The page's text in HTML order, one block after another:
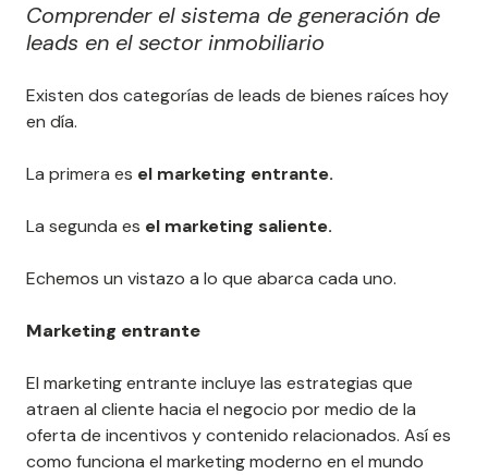
Comprender el sistema de generación de
leads en el sector inmobiliario
Existen dos categorías de leads de bienes raíces hoy
en día.
La primera es el marketing entrante.
La segunda es el marketing saliente.
Echemos un vistazo a lo que abarca cada uno.
Marketing entrante
El marketing entrante incluye las estrategias que
atraen al cliente hacia el negocio por medio de la
oferta de incentivos y contenido relacionados. Así es
como funciona el marketing moderno en el mundo